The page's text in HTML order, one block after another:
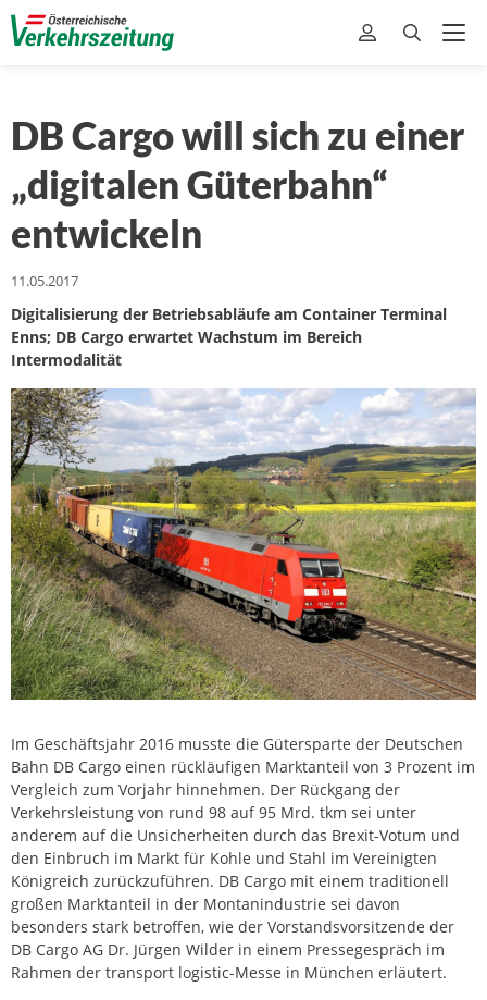
DB Cargo will sich zu einer
„digitalen Güterbahn“
entwickeln
11.05.2017
Digitalisierung der Betriebsabläufe am Container Terminal
Enns; DB Cargo erwartet Wachstum im Bereich
Intermodalität
Im Geschäftsjahr 2016 musste die Gütersparte der Deutschen
Bahn DB Cargo einen rückläufigen Marktanteil von 3 Prozent im
Vergleich zum Vorjahr hinnehmen. Der Rückgang der
Verkehrsleistung von rund 98 auf 95 Mrd. tkm sei unter
anderem auf die Unsicherheiten durch das Brexit-Votum und
den Einbruch im Markt für Kohle und Stahl im Vereinigten
Königreich zurückzuführen. DB Cargo mit einem traditionell
großen Marktanteil in der Montanindustrie sei davon
besonders stark betroffen, wie der Vorstandsvorsitzende der
DB Cargo AG Dr. Jürgen Wilder in einem Pressegespräch im
Rahmen der transport logistic-Messe in München erläutert.